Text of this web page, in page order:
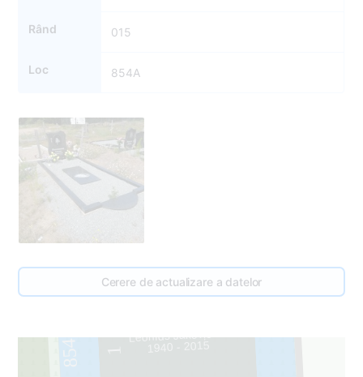
Rând 015
Loc 854A
Cerere de actualizare a datelor
854
Leonīds Jakovļevs